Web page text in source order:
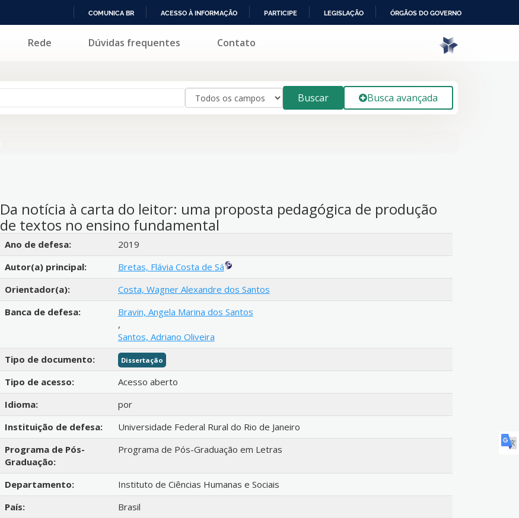
PARA
COMUNICA BR ACESSO À INFORMAÇÃO PARTICIPE LEGISLAÇÃO ÓRGÃOS DO GOVERNO
Rede Dúvidas frequentes Contato
Buscar Busca avançada
Da notícia à carta do leitor: uma proposta pedagógica de produção
de textos no ensino fundamental
Detalhes bibliográficos
Ano de defesa:
2019
Autor(a) principal:
Bretas, Flávia Costa de Sá
Orientador(a):
Costa, Wagner Alexandre dos Santos
Banca de defesa:
Bravin, Angela Marina dos Santos
,
Santos, Adriano Oliveira
Tipo de documento:
Dissertação
Tipo de acesso:
Acesso aberto
Idioma:
por
Instituição de defesa:
Universidade Federal Rural do Rio de Janeiro
Programa de Pós-
Graduação:
Programa de Pós-Graduação em Letras
Departamento:
Instituto de Ciências Humanas e Sociais
País:
Brasil